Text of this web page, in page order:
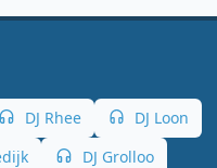
DJ Rhee
DJ Loon
DJ Grolloo